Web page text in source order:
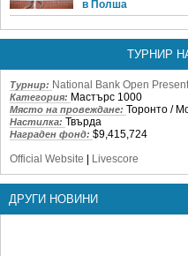
в Полша
ТУРНИР
Турнир: National Bank Open
Категория: Мастърс 1000
Място на провеждане: Торонто /
Настилка: Твърда
Награден фонд: $9,415,724
Official Website | Livescore
ДРУГИ НОВИНИ